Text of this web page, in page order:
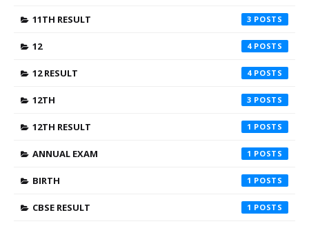
11TH RESULT 3
12 4
12 RESULT 4
12TH 3
12TH RESULT 1
ANNUAL EXAM 1
BIRTH 1
CBSE RESULT 1